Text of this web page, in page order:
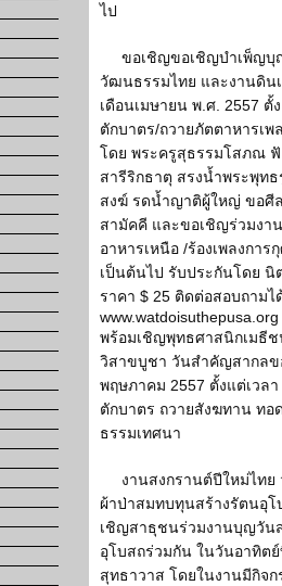
ไป
ขอเชิญขอเชิญบำเพ็ญบุ
วัฒนธรรมไทย และงานดิน
เดือนเมษายน พ.ศ. 2557
ตักบาตร/ถวายภัตตาหารเ
โดย พระครูสุธรรมโสภณ
สารีริกธาตุ สรงน้ำพระพุท
สงฆ์ รดน้ำญาติผู้ใหญ่ ขอศี
สามัคคี และขอเชิญร่วมงา
อาหารเหนือ /ร้องเพลงการ
เป็นต้นไป รับประกันโดย
ราคา $ 25 ติดต่อสอบถามไ
พร้อมเชิญพุทธศาสนิกเมธี
วิสาขบูชา วันสำคัญสากลข
พฤษภาคม 2557 ตั้งแต่เวล
ตักบาตร ถวายสังฆทาน ท
ธรรมเทศนา
งานสงกรานต์ปีใหม่ไท
ผ้าป่าสมทบทุนสร้างรัตนอุโ
เชิญสาธุชนร่วมงานบุญวัน
อุโบสถร่วมกัน ในวันอาทิต
สุทธาวาส โดยในงานมีกิจ